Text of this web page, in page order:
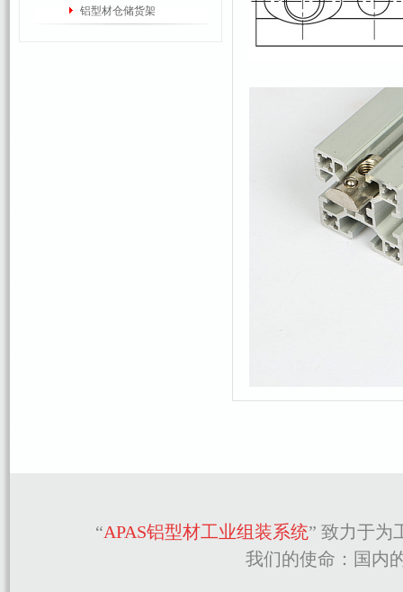
铝型材仓储货架
“APAS铝型材工业组装系统” 致力于为
我们的使命：国内